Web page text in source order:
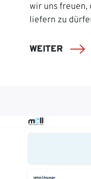
wir uns freuen,
liefern zu
WEITER